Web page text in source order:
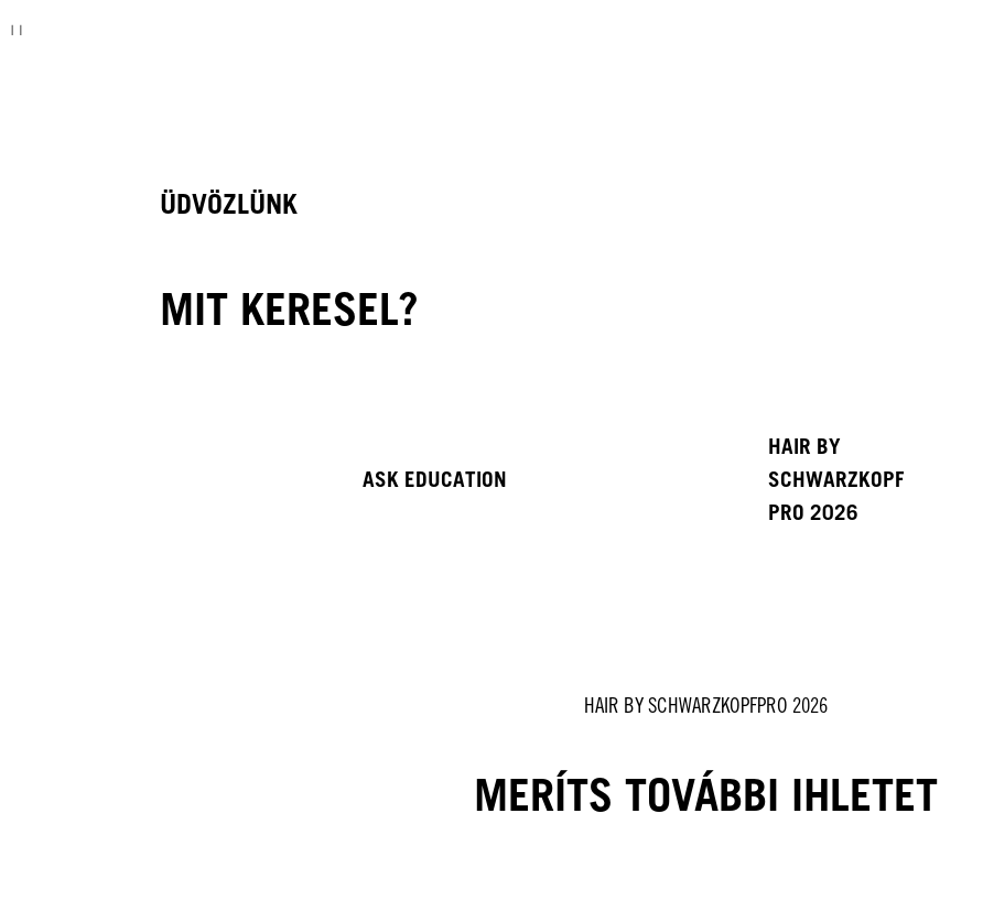
ÜDVÖZLÜNK
MIT KERESEL?
ASK EDUCATION
HAIR BY
SCHWARZKOPF
PRO 2026
HAIR BY SCHWARZKOPFPRO 2026
MERÍTS TOVÁBBI IHLETET